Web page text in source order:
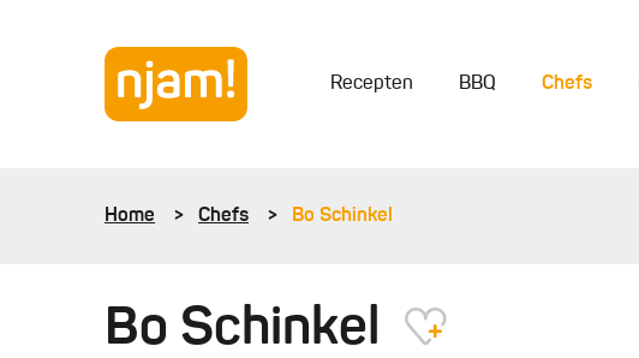
Recepten BBQ Chefs
Home Chefs Bo Schinkel
Bo Schinkel